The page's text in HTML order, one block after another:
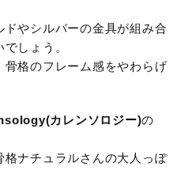
やシルバーの金具が組み合
しょう。
格のフレーム感をやわらげ
カレンソロジー)の
ナチュラルさんの大人っぽ